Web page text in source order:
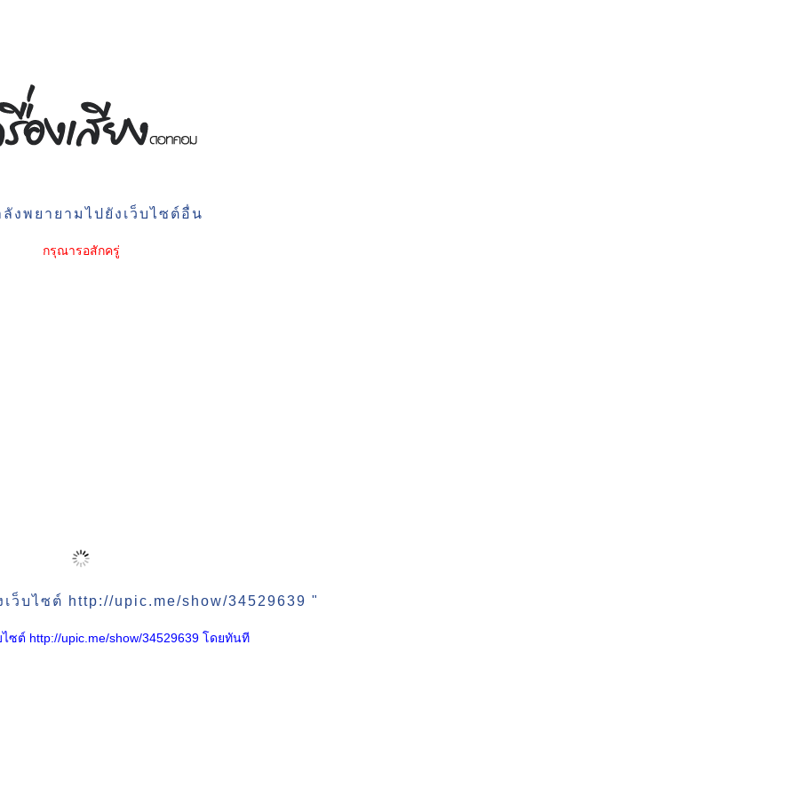
งพยายามไปยังเว็บไซต์อื่น
กรุณารอสักครู่
ว็บไซต์ http://upic.me/show/34529639 "
ซต์ http://upic.me/show/34529639 โดยทันที